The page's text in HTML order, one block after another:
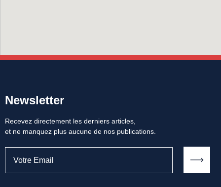
Newsletter
Recevez directement les derniers articles,
et ne manquez plus aucune de nos publications.